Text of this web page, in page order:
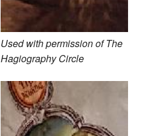
Used with permission of The
Hagiography Circle